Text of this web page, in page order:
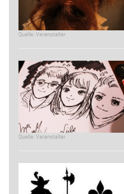
Quelle: Veranstalter
Quelle: Veranstalter